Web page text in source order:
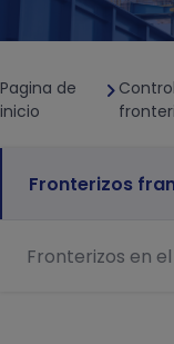
TRÁFICO
Transporte de
Transporte de
CONDICIONES
Pagina de
inicio
Fronterizos
Fronterizos en